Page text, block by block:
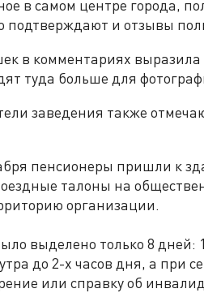
в самом центре города,
подтверждают и отзывы
в комментариях
туда больше для
заведения также
пенсионеры пришли к
талоны на
организации.
выделено только 8 дней:
до 2-х часов дня, а при
или справку об